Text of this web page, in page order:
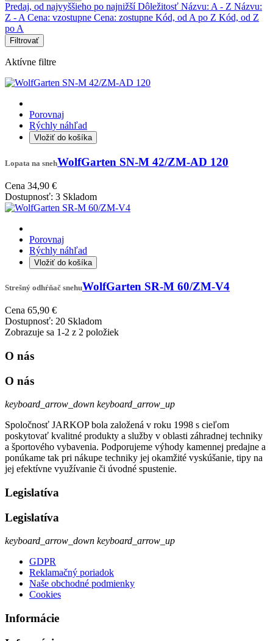
Predaj, od najvyššieho po najnižšíDôležitosť Názvu: A - Z Názvu:
Z - A Cena: vzostupne Cena: zostupne Kód, od A po Z Kód, od Z
po A
Filtrovať
Aktívne filtre
Porovnaj
Rýchly náhľad
Vložiť do košíka
Lopata na snehWolfGarten SN-M 42/ZM-AD 120
Cena 34,90 €
Dostupnosť: 3 Skladom
Porovnaj
Rýchly náhľad
Vložiť do košíka
Strešný odhŕňač snehuWolfGarten SR-M 60/ZM-V4
Cena 65,90 €
Dostupnosť: 20 Skladom
Zobrazuje sa 1-2 z 2 položiek
O nás
O nás
keyboard_arrow_down keyboard_arrow_up
Spoločnosť JARKOP bola založená v roku 1998 s cieľom
poskytovať kvalitné produkty a služby v oblasti záhradnej techniky
a športového vybavenia. Podporujeme výhody kamennej predajne a
ponúkame tak pri nákupe techniky jej okamžité vyskúšanie, tipy na
jej efektívne využívanie či úvodné spustenie.
Legislatíva
Legislatíva
keyboard_arrow_down keyboard_arrow_up
GDPR
Reklamačný poriadok
Naše obchodné podmienky
Cookies
Informácie